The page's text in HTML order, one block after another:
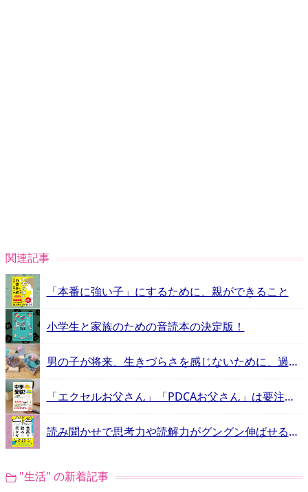
関連記事
「本番に強い子」にするために、親ができること
小学生と家族のための音読本の決定版！
男の子が将来、生きづらさを感じないために、過ちを犯さないために、今できること
「エクセルお父さん」「PDCAお父さん」は要注意！ 中学受験で「うまくいく」お父さんの役割とは？
読み聞かせで思考力や読解力がグングン伸ばせる！？ ハーバード流「読み聞かせ」のメソッドとは
"生活" の新着記事